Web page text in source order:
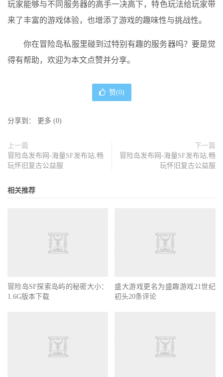
玩家能够与不同服务器的高手一决高下，特色玩法给玩家带
来了丰富的游戏体验，也增添了游戏的趣味性与挑战性。
你在冒险岛私服里碰到过特别有趣的服务器吗？要是觉
得有帮助，欢迎为本文点赞并分享。
赞(0)
分享到： 更多 (0)
上一篇
冒险岛发布网-海量SF发布站,畅
玩怀旧复古公益服
下一篇
冒险岛发布网-海量SF发布站,畅
玩怀旧复古公益服
相关推荐
冒险岛SF探索岛屿的秘密大小：
1.6G版本下载
初头20条评论